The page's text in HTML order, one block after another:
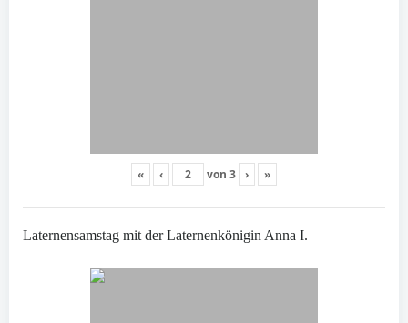
« ‹ von 3 › »
Laternensamstag mit der Laternenkönigin Anna I.